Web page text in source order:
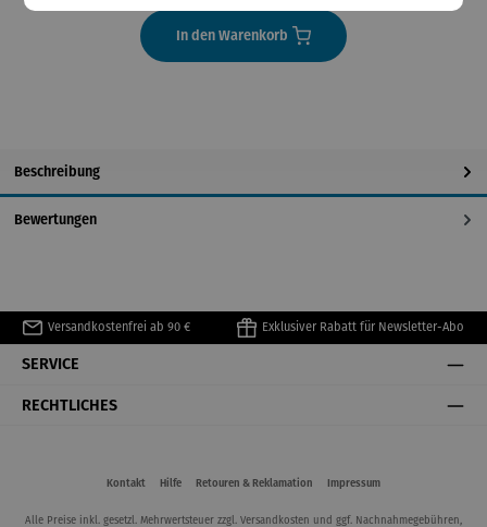
In den Warenkorb
Beschreibung
Bewertungen
Versandkostenfrei ab 90 € Exklusiver Rabatt für Newsletter-Abo
SERVICE
RECHTLICHES
Kontakt Hilfe Retouren & Reklamation Impressum
Alle Preise inkl. gesetzl. Mehrwertsteuer zzgl. Versandkosten und ggf. Nachnahmegebühren,